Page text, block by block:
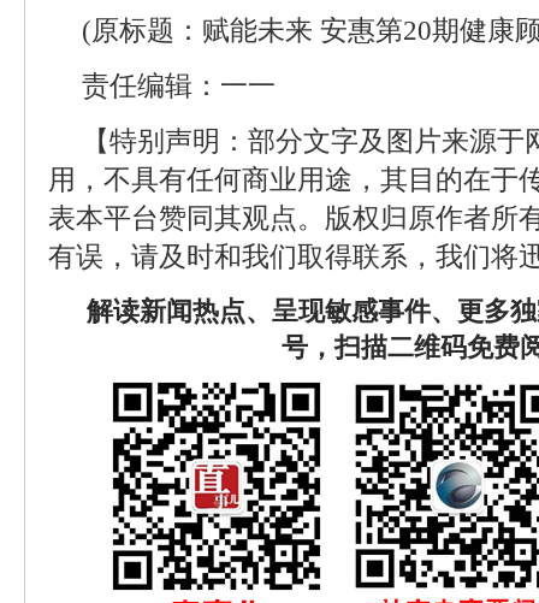
(原标题：赋能未来 安惠第20期健康
责任编辑：一一
【特别声明：部分文字及图片来源
用，不具有任何商业用途，其目的在于
表本平台赞同其观点。版权归原作者所
有误，请及时和我们取得联系，我们将
解读新闻热点、呈现敏感事件、更多
号，扫描二维码免费